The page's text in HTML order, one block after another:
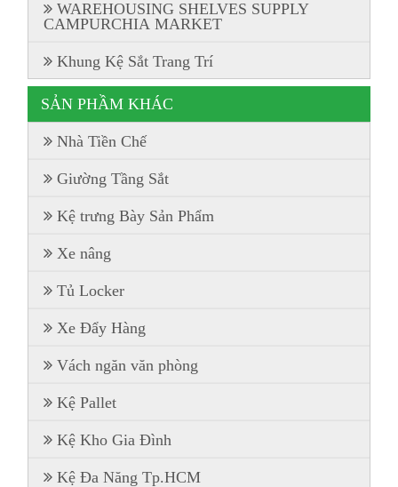
WAREHOUSING SHELVES SUPPLY
CAMPURCHIA MARKET
Khung Kệ Sắt Trang Trí
SẢN PHẦM KHÁC
Nhà Tiền Chế
Giường Tầng Sắt
Kệ trưng Bày Sản Phẩm
Xe nâng
Tủ Locker
Xe Đẩy Hàng
Vách ngăn văn phòng
Kệ Pallet
Kệ Kho Gia Đình
Kệ Đa Năng Tp.HCM